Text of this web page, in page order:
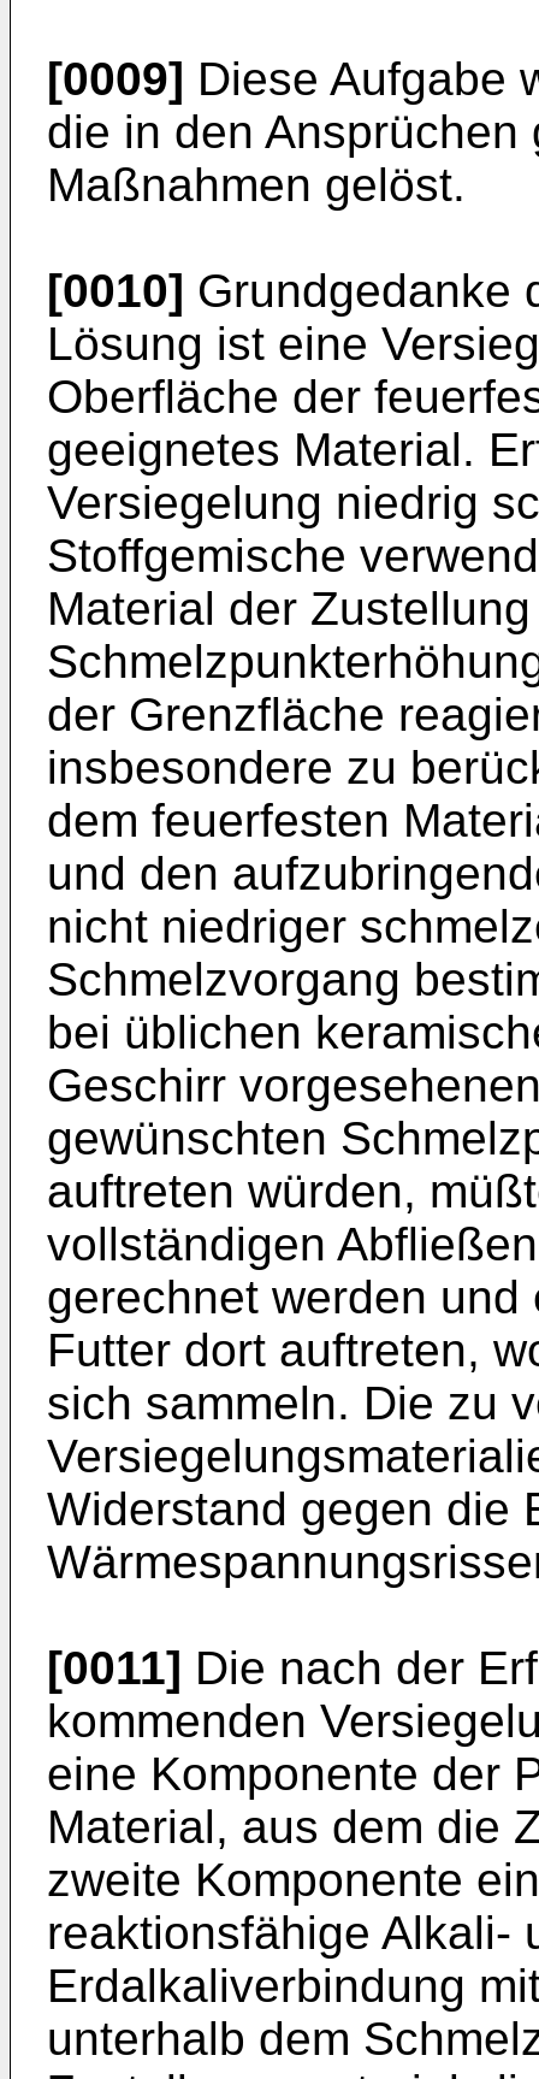
[0009] Diese Aufgabe
die in den
Maßnahmen gelöst.
[0010] Grundgedanke
Lösung ist eine
Oberfläche der
geeignetes Material.
Versiegelung niedrig
Stoffgemische
Material der
der Grenzfläche
insbesondere zu
dem feuerfesten
und den
nicht niedriger
Schmelzvorgang
bei üblichen
Geschirr
gewünschten
auftreten würden,
vollständigen
gerechnet werden
Futter dort auftreten,
sich sammeln. Die zu
Widerstand gegen die
[0011] Die nach der
kommenden
eine Komponente der
Material, aus dem die
zweite Komponente
reaktionsfähige Alkali-
Erdalkaliverbindung
unterhalb dem